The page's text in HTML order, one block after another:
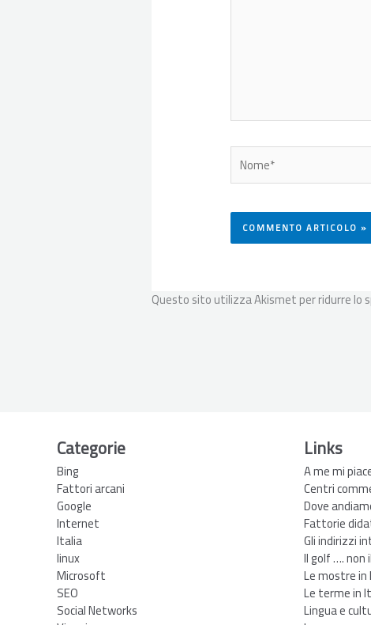
Nome*
Questo sito utilizza Akismet per ridurre lo
Categorie
Bing
Fattori arcani
Google
Internet
Italia
linux
Microsoft
SEO
Social Networks
Links
A me mi
Centri
Dove
Fattorie
Gli indirizzi
Il golf …. non
Le mostre
Le terme in
Lingua e